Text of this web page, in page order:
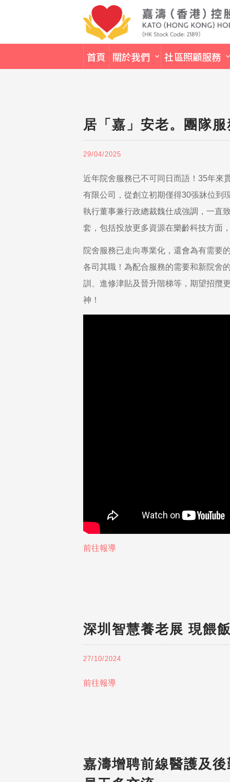
首頁 關於我們 社區照顧服務
居「嘉」安老。團隊
29/04/2025
近年院舍服務已不可同日而語！35年來
有限公司，從創立初期僅得30張牀位到
執行董事兼行政總裁魏仕成強調，一直
套，包括投放更多資源在樂齡科技方面
院舍服務已走向專業化，還會為有需要
各司其職！為配合服務的需要和新院舍
訓、進修津貼及晉升階梯等，期望招攬
神！
前往報導
深圳智慧養老展 現餵
27/10/2024
前往報導
嘉濤增聘前線醫護及